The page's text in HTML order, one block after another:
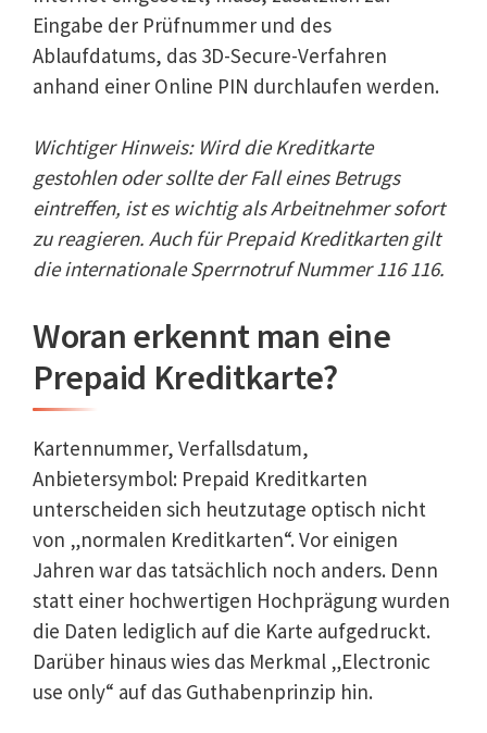
Eingabe der Prüfnummer und des
Ablaufdatums, das 3D-Secure-Verfahren
anhand einer Online PIN durchlaufen werden.
Wichtiger Hinweis: Wird die Kreditkarte
gestohlen oder sollte der Fall eines Betrugs
eintreffen, ist es wichtig als Arbeitnehmer sofort
zu reagieren. Auch für Prepaid Kreditkarten gilt
die internationale Sperrnotruf Nummer 116 116.
Woran erkennt man eine
Prepaid Kreditkarte?
Kartennummer, Verfallsdatum,
Anbietersymbol: Prepaid Kreditkarten
unterscheiden sich heutzutage optisch nicht
von „normalen Kreditkarten“. Vor einigen
Jahren war das tatsächlich noch anders. Denn
statt einer hochwertigen Hochprägung wurden
die Daten lediglich auf die Karte aufgedruckt.
Darüber hinaus wies das Merkmal „Electronic
use only“ auf das Guthabenprinzip hin.